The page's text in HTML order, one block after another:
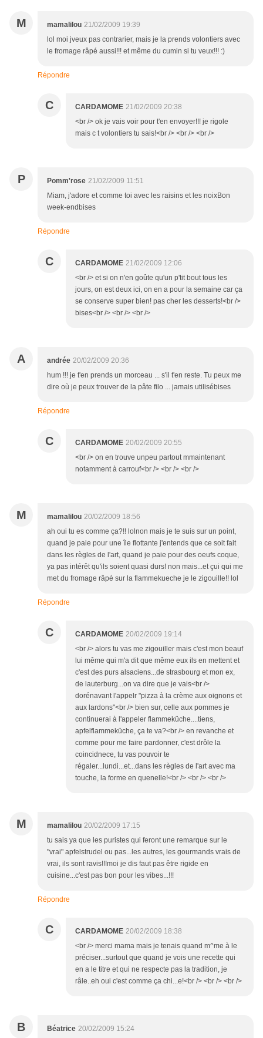
M mamalilou 21/02/2009 19:39
lol moi jveux pas contrarier, mais je la prends volontiers avec
le fromage râpé aussi!!! et même du cumin si tu veux!!! :)
Répondre
C CARDAMOME 21/02/2009 20:38
<br /> ok je vais voir pour t'en envoyer!!! je rigole
mais c t volontiers tu sais!<br /> <br /> <br />
P Pomm'rose 21/02/2009 11:51
Miam, j'adore et comme toi avec les raisins et les noixBon
week-endbises
Répondre
C CARDAMOME 21/02/2009 12:06
<br /> et si on n'en goûte qu'un p'tit bout tous les
jours, on est deux ici, on en a pour la semaine car ça
se conserve super bien! pas cher les desserts!<br />
bises<br /> <br /> <br />
A andrée 20/02/2009 20:36
hum !!! je t'en prends un morceau ... s'il t'en reste. Tu peux me
dire où je peux trouver de la pâte filo ... jamais utilisébises
Répondre
C CARDAMOME 20/02/2009 20:55
<br /> on en trouve unpeu partout mmaintenant
notamment à carrouf<br /> <br /> <br />
M mamalilou 20/02/2009 18:56
ah oui tu es comme ça?!! lolnon mais je te suis sur un point,
quand je paie pour une île flottante j'entends que ce soit fait
dans les règles de l'art, quand je paie pour des oeufs coque,
ya pas intérêt qu'ils soient quasi durs! non mais...et çui qui me
met du fromage râpé sur la flammekueche je le zigouille!! lol
Répondre
C CARDAMOME 20/02/2009 19:14
<br /> alors tu vas me zigouiller mais c'est mon beauf
lui même qui m'a dit que même eux ils en mettent et
c'est des purs alsaciens...de strasbourg et mon ex,
de lauterburg...on va dire que je vais<br />
dorénavant l'appelr "pizza à la crème aux oignons et
aux lardons"<br /> bien sur, celle aux pommes je
continuerai à l'appeler flammeküche....tiens,
apfelflammeküche, ça te va?<br /> en revanche et
comme pour me faire pardonner, c'est drôle la
coincidnece, tu vas pouvoir te
régaler...lundi...et...dans les règles de l'art avec ma
touche, la forme en quenelle!<br /> <br /> <br />
M mamalilou 20/02/2009 17:15
tu sais ya que les puristes qui feront une remarque sur le
"vrai" apfelstrudel ou pas...les autres, les gourmands vrais de
vrai, ils sont ravis!!!moi je dis faut pas être rigide en
cuisine...c'est pas bon pour les vibes...!!!
Répondre
C CARDAMOME 20/02/2009 18:38
<br /> merci mama mais je tenais quand m^me à le
préciser...surtout que quand je vois une recette qui
en a le titre et qui ne respecte pas la tradition, je
râle..eh oui c'est comme ça chi...e!<br /> <br /> <br />
B Béatrice 20/02/2009 15:24